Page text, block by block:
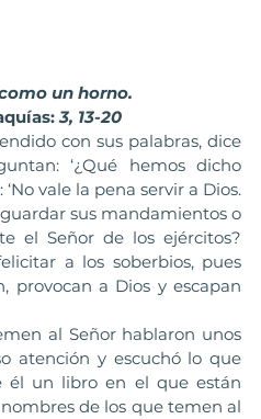
un horno.
3, 13-20
‘¿Qué hemos dicho
vale la pena servir a Dios.
sus mandamientos o
el Señor de los ejércitos?
a los soberbios, pues
provocan a Dios y escapan
atención y escuchó lo que
él un libro en el que están
de los que temen al